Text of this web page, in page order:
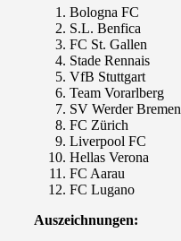
Bologna FC
S.L. Benfica
FC St. Gallen
Stade Rennais
VfB Stuttgart
Team Vorarlberg
SV Werder Bremen
FC Zürich
Liverpool FC
Hellas Verona
FC Aarau
FC Lugano
Auszeichnungen: